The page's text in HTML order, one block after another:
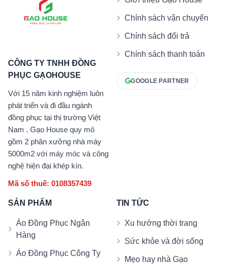
CÔNG TY TNHH ĐỒNG
PHỤC GẠOHOUSE
Với 15 năm kinh nghiệm luôn
phát triển và đi đầu ngành
đồng phục tại thị trường Việt
Nam . Gạo House quy mô
gồm 2 phân xưởng nhà máy
5000m2 với máy móc và công
nghệ hiện đại khép kín.
Mã số thuế: 0108357439
Chính sách vận chuyển
Chính sách đổi trả
Chính sách thanh toán
GOOGLE PARTNER
SẢN PHẨM
Áo Đồng Phục Ngân
Hàng
Áo Đồng Phục Công Ty
TIN TỨC
Xu hướng thời trang
Sức khỏe và đời sống
Mẹo hay nhà Gạo